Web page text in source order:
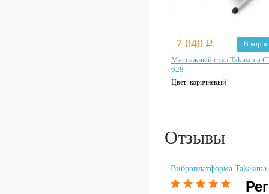
7 040 Р
В
Массажный стул Takasima
628
Цвет: коричневый
Отзывы
Виброплатформа